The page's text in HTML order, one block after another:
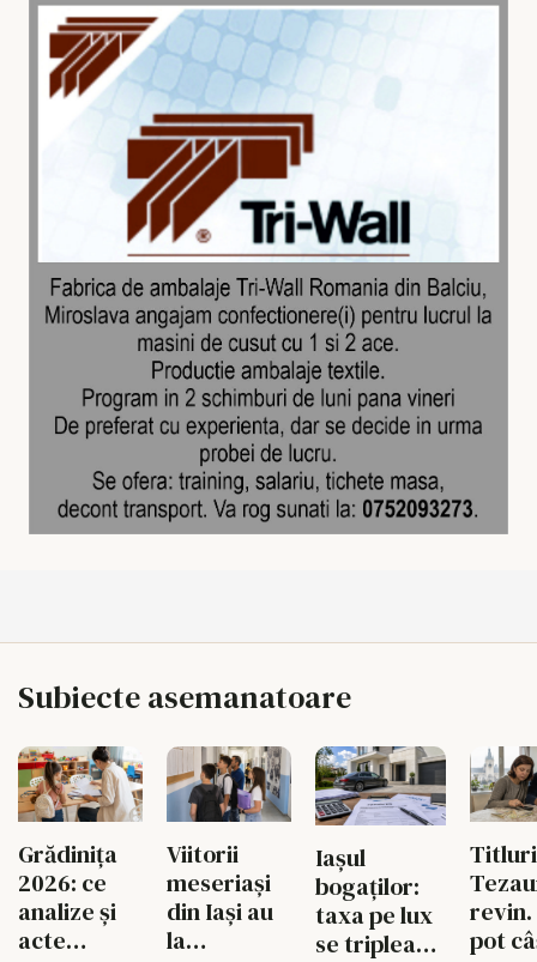
Subiecte asemanatoare
Grădinița
2026: ce
analize și
acte
Viitorii
meseriași
din Iași au
la
Iașul
bogaților:
taxa pe lux
se triplează
revin.
pot